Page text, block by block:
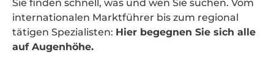
Sie finden schnell, was und wen Sie suchen. Vom
internationalen Marktführer bis zum regional
tätigen Spezialisten: Hier begegnen Sie sich alle
auf Augenhöhe.